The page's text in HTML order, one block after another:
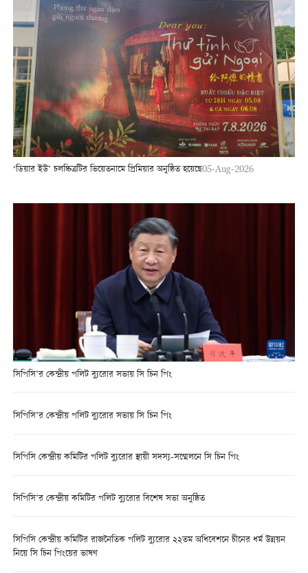
‘ডিয়ার ইউ’ চলচ্চিত্রটির ভিয়েতনামে প্রিমিয়ার অনুষ্ঠিত হয়েছে05-Aug-2026
সিপিসি’র কেন্দ্রীয় পলিট ব্যুরোর সভায় সি চিন পিং
সিপিসি’র কেন্দ্রীয় পলিট ব্যুরোর সভায় সি চিন পিং
সিপিসি কেন্দ্রীয় কমিটির পলিট ব্যুরোর স্থায়ী সদস্য-সম্মেলনে সি চিন পিং
সিপিসি’র কেন্দ্রীয় কমিটির পলিট ব্যুরোর বিশেষ সভা অনুষ্ঠিত
সিপিসি কেন্দ্রীয় কমিটির রাজনৈতিক পলিট ব্যুরোর ২২তম অধিবেশনে চীনের ধর্ম উন্নয়ন
নিয়ে সি চিন পিংয়ের ভাষণ